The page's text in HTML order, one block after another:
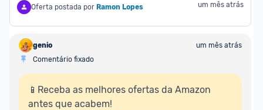
Oferta postada por Ramon Lopes um mês atrás
genio
um mês atrás
Comentário fixado
📱Receba as melhores ofertas da Amazon
antes que acabem!